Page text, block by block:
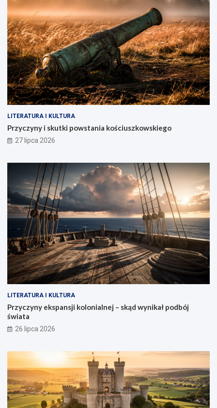
LITERATURA I KULTURA
Przyczyny i skutki powstania kościuszkowskiego
27 lipca 2026
LITERATURA I KULTURA
Przyczyny ekspansji kolonialnej – skąd wynikał podbój
świata
26 lipca 2026